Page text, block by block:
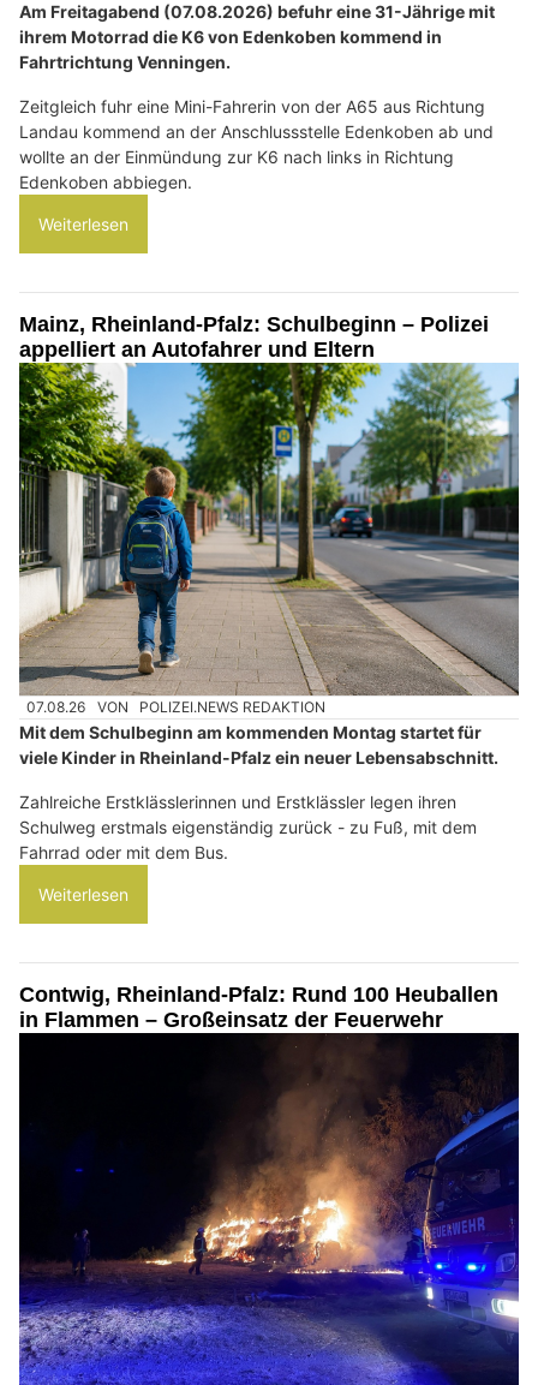
Am Freitagabend (07.08.2026) befuhr eine 31-Jährige mit
ihrem Motorrad die K6 von Edenkoben kommend in
Fahrtrichtung Venningen.
Zeitgleich fuhr eine Mini-Fahrerin von der A65 aus Richtung
Landau kommend an der Anschlussstelle Edenkoben ab und
wollte an der Einmündung zur K6 nach links in Richtung
Edenkoben abbiegen.
Weiterlesen
Mainz, Rheinland-Pfalz: Schulbeginn – Polizei
appelliert an Autofahrer und Eltern
07.08.26 VON POLIZEI.NEWS REDAKTION
Mit dem Schulbeginn am kommenden Montag startet für
viele Kinder in Rheinland-Pfalz ein neuer Lebensabschnitt.
Zahlreiche Erstklässlerinnen und Erstklässler legen ihren
Schulweg erstmals eigenständig zurück - zu Fuß, mit dem
Fahrrad oder mit dem Bus.
Weiterlesen
Contwig, Rheinland-Pfalz: Rund 100 Heuballen
in Flammen – Großeinsatz der Feuerwehr